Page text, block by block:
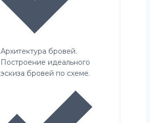
Архитектура бровей.
Построение идеального
эскиза бровей по схеме.